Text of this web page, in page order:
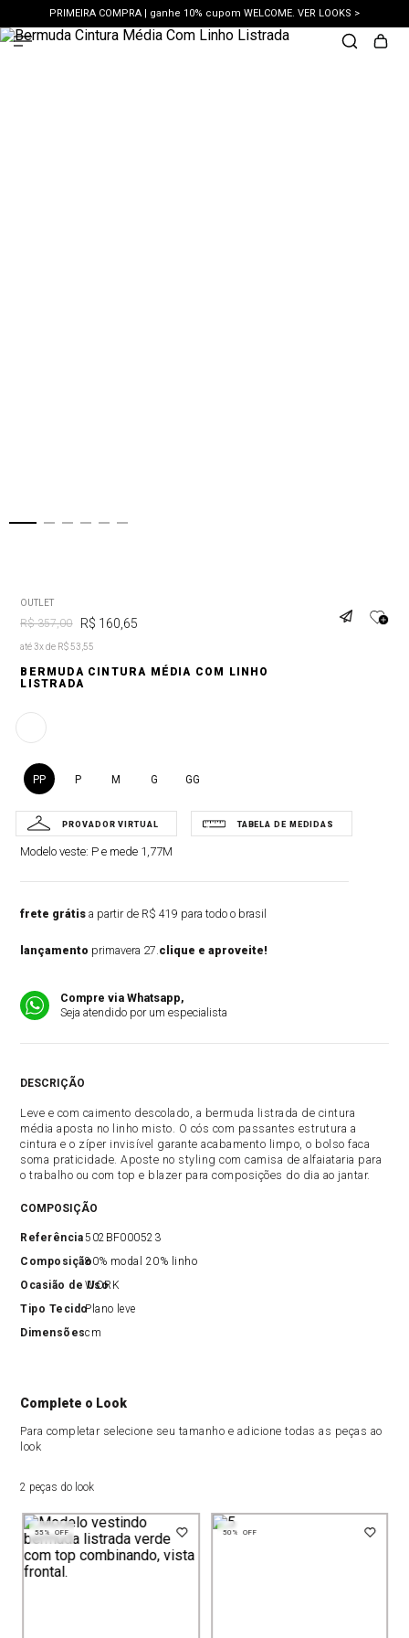
PRIMEIRA COMPRA | ganhe 10% cupom WELCOME. VER LOOKS >
PIX | 5% off no pix à vista. APROVEITAR >
OUTLET
R$ 357,00 R$ 160 65
até 3x de R$ 53,55
BERMUDA CINTURA MÉDIA COM LINHO
LISTRADA
PP P M G GG
Modelo veste: P e mede 1,77M
frete grátis a partir de R$ 419 para todo o brasil
lançamento primavera 27.clique e aproveite!
Compre via Whatsapp,
Seja atendido por um especialista
DESCRIÇÃO
Leve e com caimento descolado, a bermuda listrada de cintura
média aposta no linho misto. O cós com passantes estrutura a
cintura e o zíper invisível garante acabamento limpo, o bolso faca
soma praticidade. Aposte no styling com camisa de alfaiataria para
o trabalho ou com top e blazer para composições do dia ao jantar.
COMPOSIÇÃO
Referência502BF000523
Composição80% modal 20% linho
Ocasião de Uso
WORK
Tipo TecidoPlano leve
Dimensõescm
Complete o Look
Para completar selecione seu tamanho e adicione todas as peças ao
look
2 peças do look
55% OFF 50% OFF